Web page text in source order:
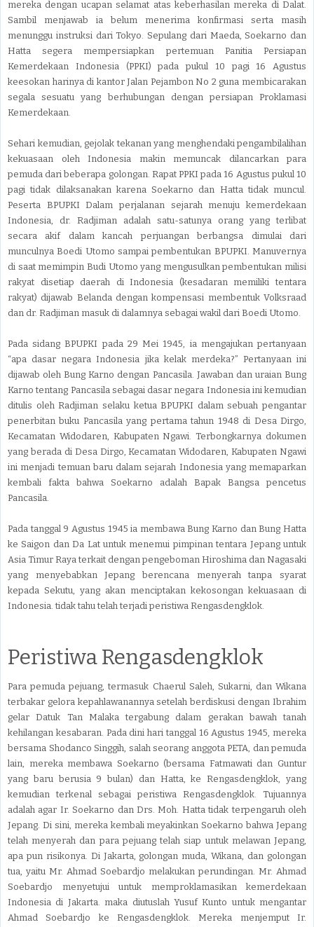
mereka dengan ucapan selamat atas keberhasilan mereka di Dalat.
Sambil menjawab ia belum menerima konfirmasi serta masih
menunggu instruksi dari Tokyo. Sepulang dari Maeda, Soekarno dan
Hatta segera mempersiapkan pertemuan Panitia Persiapan
Kemerdekaan Indonesia (PPKI) pada pukul 10 pagi 16 Agustus
keesokan harinya di kantor Jalan Pejambon No 2 guna membicarakan
segala sesuatu yang berhubungan dengan persiapan Proklamasi
Kemerdekaan.
Sehari kemudian, gejolak tekanan yang menghendaki pengambilalihan
kekuasaan oleh Indonesia makin memuncak dilancarkan para
pemuda dari beberapa golongan. Rapat PPKI pada 16 Agustus pukul 10
pagi tidak dilaksanakan karena Soekarno dan Hatta tidak muncul.
Peserta BPUPKI Dalam perjalanan sejarah menuju kemerdekaan
Indonesia, dr. Radjiman adalah satu-satunya orang yang terlibat
secara akif dalam kancah perjuangan berbangsa dimulai dari
munculnya Boedi Utomo sampai pembentukan BPUPKI. Manuvernya
di saat memimpin Budi Utomo yang mengusulkan pembentukan milisi
rakyat disetiap daerah di Indonesia (kesadaran memiliki tentara
rakyat) dijawab Belanda dengan kompensasi membentuk Volksraad
dan dr. Radjiman masuk di dalamnya sebagai wakil dari Boedi Utomo.
Pada sidang BPUPKI pada 29 Mei 1945, ia mengajukan pertanyaan
“apa dasar negara Indonesia jika kelak merdeka?” Pertanyaan ini
dijawab oleh Bung Karno dengan Pancasila. Jawaban dan uraian Bung
Karno tentang Pancasila sebagai dasar negara Indonesia ini kemudian
ditulis oleh Radjiman selaku ketua BPUPKI dalam sebuah pengantar
penerbitan buku Pancasila yang pertama tahun 1948 di Desa Dirgo,
Kecamatan Widodaren, Kabupaten Ngawi. Terbongkarnya dokumen
yang berada di Desa Dirgo, Kecamatan Widodaren, Kabupaten Ngawi
ini menjadi temuan baru dalam sejarah Indonesia yang memaparkan
kembali fakta bahwa Soekarno adalah Bapak Bangsa pencetus
Pancasila.
Pada tanggal 9 Agustus 1945 ia membawa Bung Karno dan Bung Hatta
ke Saigon dan Da Lat untuk menemui pimpinan tentara Jepang untuk
Asia Timur Raya terkait dengan pengeboman Hiroshima dan Nagasaki
yang menyebabkan Jepang berencana menyerah tanpa syarat
kepada Sekutu, yang akan menciptakan kekosongan kekuasaan di
Indonesia. tidak tahu telah terjadi peristiwa Rengasdengklok.
Peristiwa Rengasdengklok
Para pemuda pejuang, termasuk Chaerul Saleh, Sukarni, dan Wikana
terbakar gelora kepahlawanannya setelah berdiskusi dengan Ibrahim
gelar Datuk Tan Malaka tergabung dalam gerakan bawah tanah
kehilangan kesabaran. Pada dini hari tanggal 16 Agustus 1945, mereka
bersama Shodanco Singgih, salah seorang anggota PETA, dan pemuda
lain, mereka membawa Soekarno (bersama Fatmawati dan Guntur
yang baru berusia 9 bulan) dan Hatta, ke Rengasdengklok, yang
kemudian terkenal sebagai peristiwa Rengasdengklok. Tujuannya
adalah agar Ir. Soekarno dan Drs. Moh. Hatta tidak terpengaruh oleh
Jepang. Di sini, mereka kembali meyakinkan Soekarno bahwa Jepang
telah menyerah dan para pejuang telah siap untuk melawan Jepang,
apa pun risikonya. Di Jakarta, golongan muda, Wikana, dan golongan
tua, yaitu Mr. Ahmad Soebardjo melakukan perundingan. Mr. Ahmad
Soebardjo menyetujui untuk memproklamasikan kemerdekaan
Indonesia di Jakarta. maka diutuslah Yusuf Kunto untuk mengantar
Ahmad Soebardjo ke Rengasdengklok. Mereka menjemput Ir.